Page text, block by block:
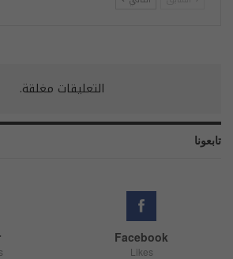
التعليقات مغلقة.
تابعونا
Facebook
Likes